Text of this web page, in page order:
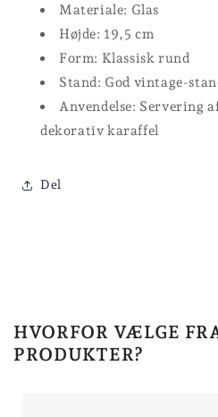
Materiale: Glas
Højde: 19,5 cm
Form: Klassisk rund
Stand: God vintage-
Anvendelse: Servering
dekorativ karaffel
Del
HVORFOR VÆLGE
PRODUKTER?